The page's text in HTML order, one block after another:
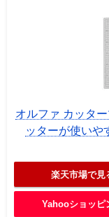
オルファ カッタ
ッターが使いや
楽天市場で見
Yahooショッピ